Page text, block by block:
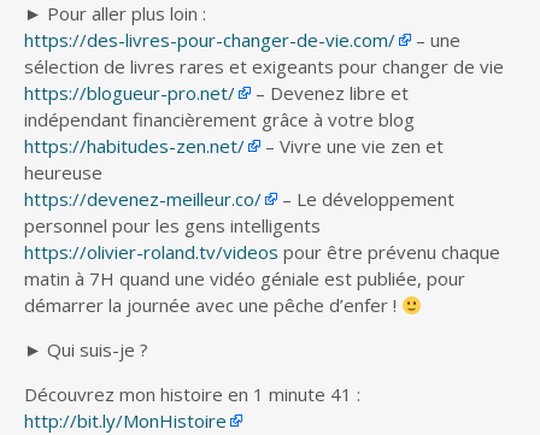
► Pour aller plus loin :
https://des-livres-pour-changer-de-vie.com/
– une
sélection de livres rares et exigeants pour changer de vie
https://blogueur-pro.net/
– Devenez libre et
indépendant financièrement grâce à votre blog
https://habitudes-zen.net/
– Vivre une vie zen et
heureuse
https://devenez-meilleur.co/
– Le développement
personnel pour les gens intelligents
https://olivier-roland.tv/videos pour être prévenu chaque
matin à 7H quand une vidéo géniale est publiée, pour
démarrer la journée avec une pêche d’enfer !
► Qui suis-je ?
Découvrez mon histoire en 1 minute 41 :
http://bit.ly/MonHistoire